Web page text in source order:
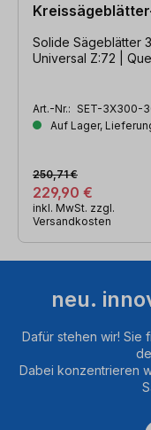
Solide Sägeblätter 300 x 30 |
Universal Z:72 |
Art.-Nr.: SET-3X300-
Auf Lager,
229,90 €
250,71 €
inkl. MwSt. zzgl.
Versandkosten
neu.
Dafür stehen wir! Sie
Dabei konzentrieren